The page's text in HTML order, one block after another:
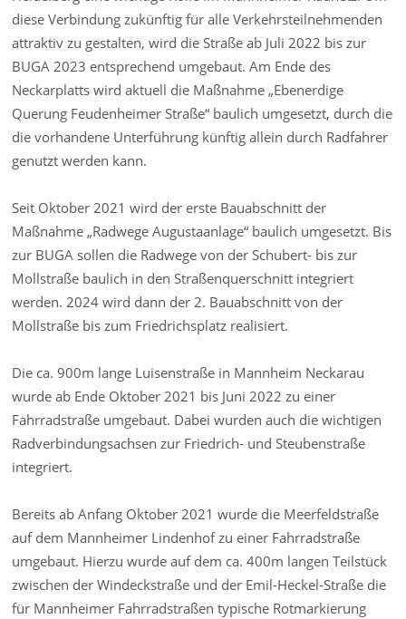
diese Verbindung zukünftig für alle Verkehrsteilnehmenden
attraktiv zu gestalten, wird die Straße ab Juli 2022 bis zur
BUGA 2023 entsprechend umgebaut. Am Ende des
Neckarplatts wird aktuell die Maßnahme „Ebenerdige
Querung Feudenheimer Straße“ baulich umgesetzt, durch die
die vorhandene Unterführung künftig allein durch Radfahrer
genutzt werden kann.
Seit Oktober 2021 wird der erste Bauabschnitt der
Maßnahme „Radwege Augustaanlage“ baulich umgesetzt. Bis
zur BUGA sollen die Radwege von der Schubert- bis zur
Mollstraße baulich in den Straßenquerschnitt integriert
werden. 2024 wird dann der 2. Bauabschnitt von der
Mollstraße bis zum Friedrichsplatz realisiert.
Die ca. 900m lange Luisenstraße in Mannheim Neckarau
wurde ab Ende Oktober 2021 bis Juni 2022 zu einer
Fahrradstraße umgebaut. Dabei wurden auch die wichtigen
Radverbindungsachsen zur Friedrich- und Steubenstraße
integriert.
Bereits ab Anfang Oktober 2021 wurde die Meerfeldstraße
auf dem Mannheimer Lindenhof zu einer Fahrradstraße
umgebaut. Hierzu wurde auf dem ca. 400m langen Teilstück
zwischen der Windeckstraße und der Emil-Heckel-Straße die
für Mannheimer Fahrradstraßen typische Rotmarkierung